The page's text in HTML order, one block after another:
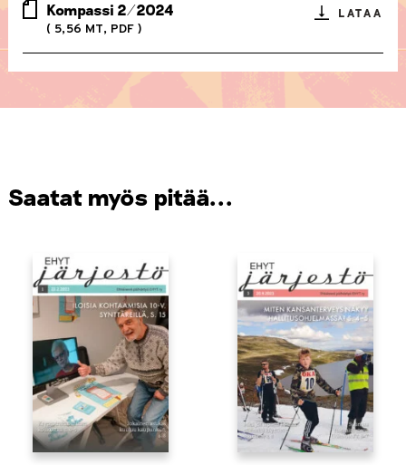
Kompassi 2/2024
( 5,56 MT, PDF )
LATAA
Saatat myös pitää...